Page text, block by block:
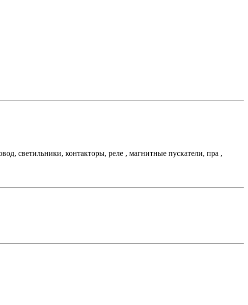
светильники, контакторы, реле , магнитные пускатели, пра ,